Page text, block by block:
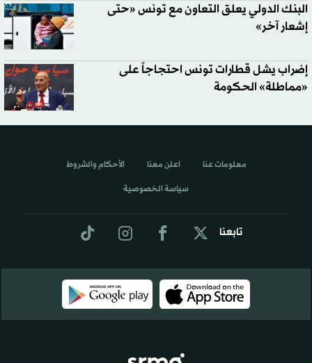
البنك الدولي يعلق التعاون مع تونس «حتى
إشعار آخر»
إضراب يشل قطارات تونس احتجاجاً على
«مماطلة» الحكومة
تابعنا
معلومات عنا اعلن معنا الأحكام والشروط
سياسة الخصوصية